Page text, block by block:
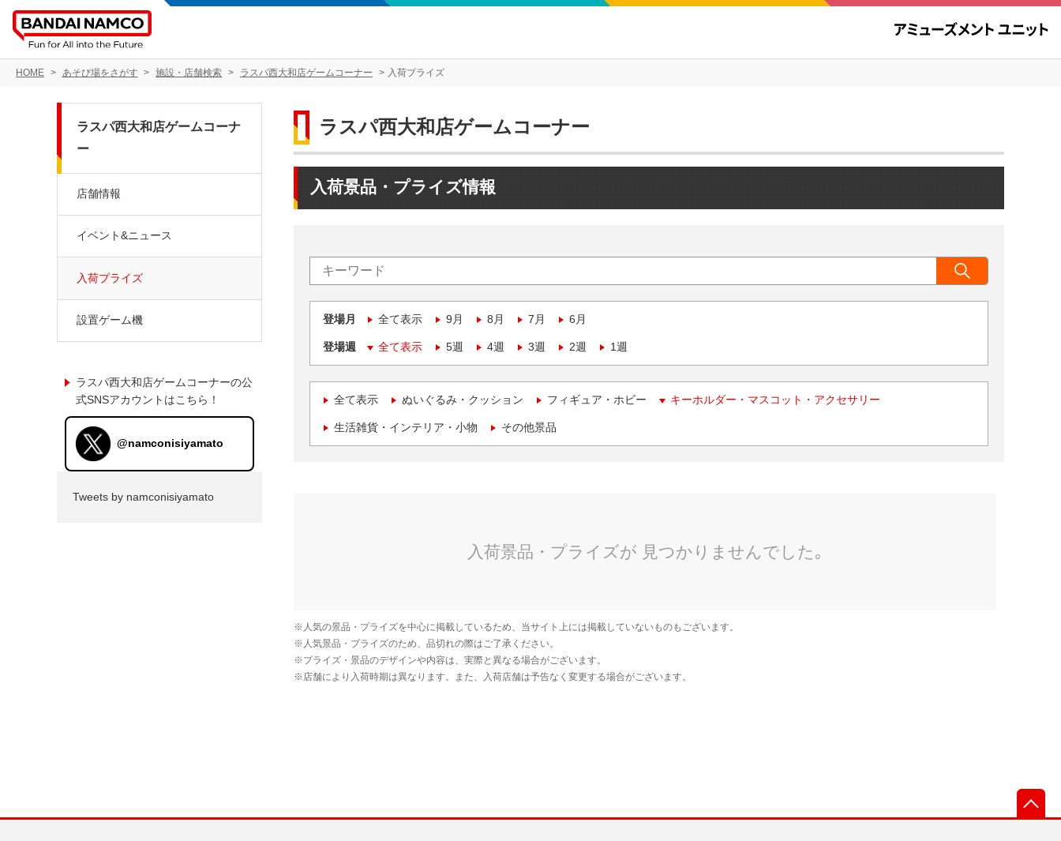
HOME あそび場をさがす 施設・店舗検索 ラスパ西大和店ゲームコーナー 入荷プライズ
ラスパ西大和店ゲームコーナー
入荷景品・プライズ情報
登場月 全て表示 9月 8月 7月 6月
登場週 全て表示 5週 4週 3週 2週 1週
全て表示 ぬいぐるみ・クッション フィギュア・ホビー キーホルダー・マスコット・アクセサリー
生活雑貨・インテリア・小物 その他景品
ラスパ西大和店ゲームコーナ
ー
店舗情報
イベント&ニュース
入荷プライズ
設置ゲーム機
ラスパ西大和店ゲームコーナーの公
式SNSアカウントはこちら！
@namconisiyamato
Tweets by namconisiyamato